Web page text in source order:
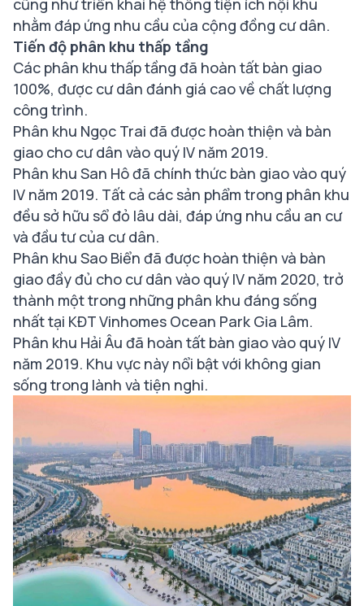
nhằm đáp ứng nhu cầu của cộng đồng cư dân.
Tiến độ phân khu thấp tầng
Các phân khu thấp tầng đã hoàn tất bàn giao
100%, được cư dân đánh giá cao về chất lượng
công trình.
Phân khu Ngọc Trai đã được hoàn thiện và bàn
giao cho cư dân vào quý IV năm 2019.
Phân khu San Hô đã chính thức bàn giao vào quý
IV năm 2019. Tất cả các sản phẩm trong phân khu
đều sở hữu sổ đỏ lâu dài, đáp ứng nhu cầu an cư
và đầu tư của cư dân.
Phân khu Sao Biển đã được hoàn thiện và bàn
giao đầy đủ cho cư dân vào quý IV năm 2020, trở
thành một trong những phân khu đáng sống
nhất tại KĐT Vinhomes Ocean Park Gia Lâm.
Phân khu Hải Âu đã hoàn tất bàn giao vào quý IV
năm 2019. Khu vực này nổi bật với không gian
sống trong lành và tiện nghi.